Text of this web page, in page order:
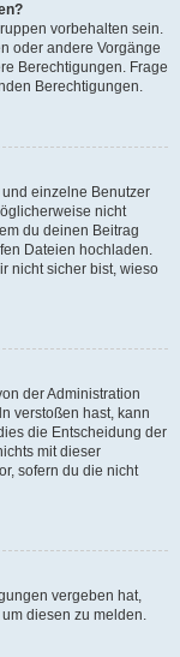
vorbehalten sein.
oder andere Vorgänge
Berechtigungen. Frage
Berechtigungen.
einzelne Benutzer
nicht
du deinen Beitrag
Dateien hochladen.
nicht sicher bist, wieso
der Administration
verstoßen hast, kann
die Entscheidung der
mit dieser
sofern du die nicht
vergeben hat,
diesen zu melden.